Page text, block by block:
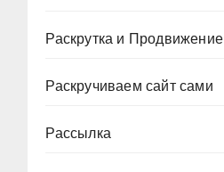
Раскрутка и Продвижение
Раскручиваем сайт сами
Рассылка